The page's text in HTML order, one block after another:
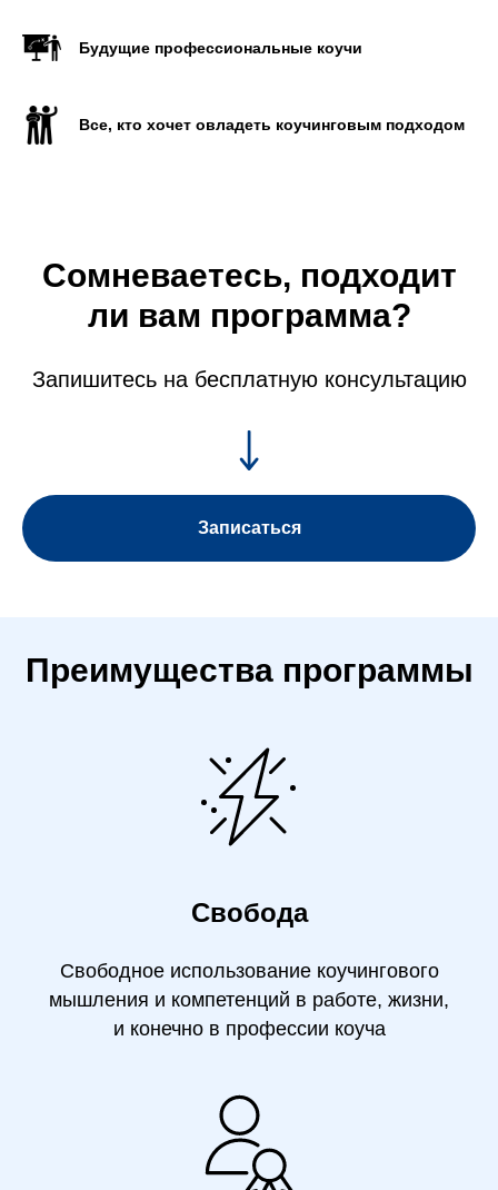
Будущие профессиональные коучи
Все, кто хочет овладеть коучинговым подходом
Сомневаетесь, подходит
ли вам программа?
Запишитесь на бесплатную консультацию
Записаться
Преимущества программы
Свобода
Свободное использование коучингового
мышления и компетенций в работе, жизни,
и конечно в профессии коуча